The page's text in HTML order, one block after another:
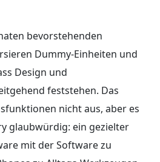
bevorstehenden
Dummy-Einheiten und
Design und
feststehen. Das
nicht aus, aber es
glaubwürdig: ein gezielter
mit der Software zu